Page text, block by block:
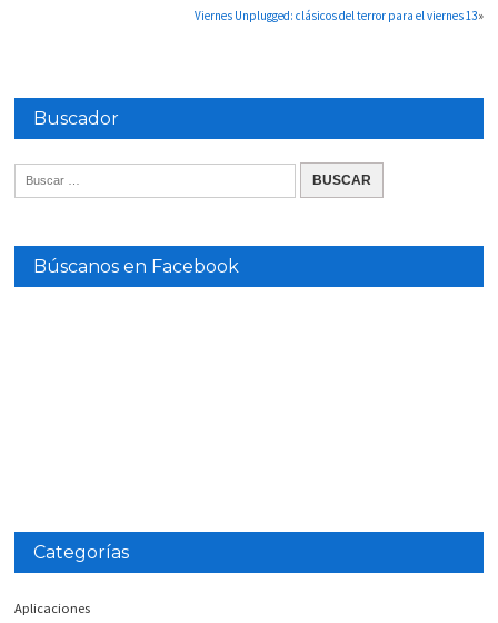
Viernes Unplugged: clásicos del terror para el viernes 13»
Buscador
Búscanos en Facebook
Categorías
Aplicaciones